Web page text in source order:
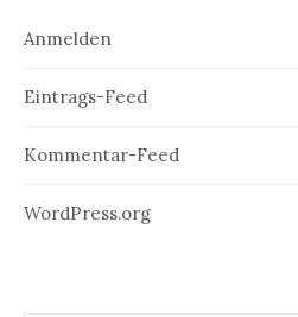
Anmelden
Eintrags-Feed
Kommentar-Feed
WordPress.org